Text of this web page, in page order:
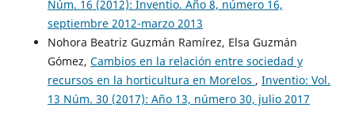
Núm. 16 (2012): Inventio. Año 8, número 16,
septiembre 2012-marzo 2013
Nohora Beatriz Guzmán Ramírez, Elsa Guzmán
Gómez, Cambios en la relación entre sociedad y
recursos en la horticultura en Morelos , Inventio: Vol.
13 Núm. 30 (2017): Año 13, número 30, julio 2017